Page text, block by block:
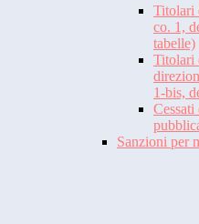
Titolari
co. 1,
tabelle)
Titolari
1-bis,
Sanzioni per